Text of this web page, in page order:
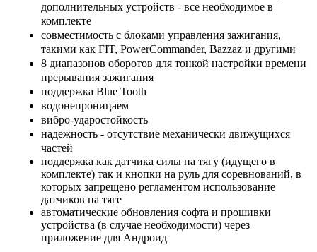
дополнительных устройств - все необходимое в
комплекте
совместимость с блоками управления зажигания,
такими как FIT, PowerCommander, Bazzaz и другими
8 диапазонов оборотов для тонкой настройки времени
прерывания зажигания
поддержка Blue Tooth
водонепроницаем
вибро-ударостойкость
надежность - отсутствие механически движущихся
частей
поддержка как датчика силы на тягу (идущего в
комплекте) так и кнопки на руль для соревнований, в
которых запрещено регламентом использование
датчиков на тяге
автоматические обновления софта и прошивки
устройства (в случае необходимости) через
приложение для Андроид